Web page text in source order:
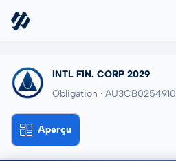
INTL FIN. CORP 2029
Obligation · AU3CB0254910
Aperçu